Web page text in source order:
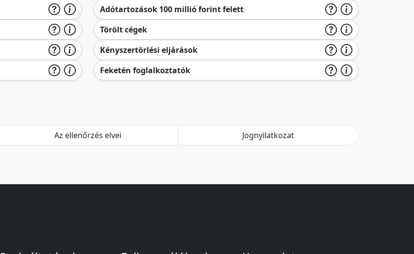
Adótartozások 100 millió forint felett
Törölt cégek
Kényszertörlési eljárások
Feketén foglalkoztatók
Az ellenőrzés elvei Jognyilatkozat